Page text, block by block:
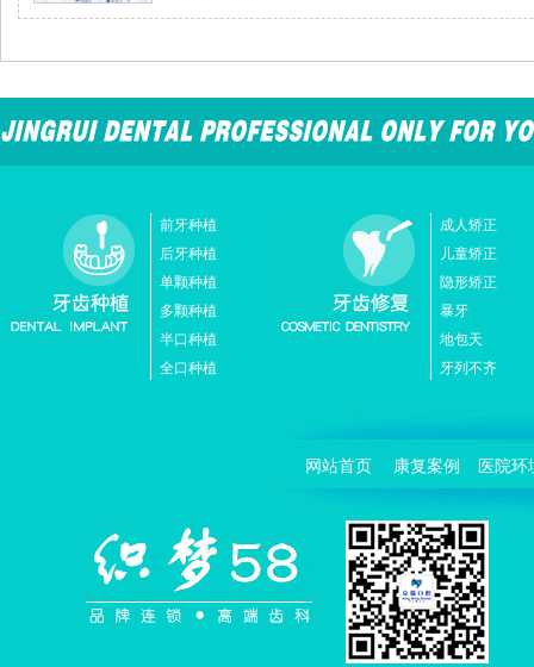
前牙种植
后牙种植
单颗种植
多颗种植
半口种植
全口种植
成人矫正
儿童矫正
隐形矫正
暴牙
地包天
牙列不齐
网站首页 康复案例 医院环